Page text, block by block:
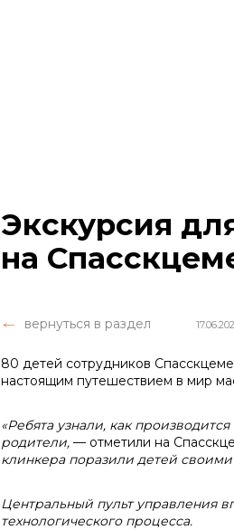
Экскурсия
на
вернуться в раздел
80 детей сотрудников
настоящим путешествием в мир
«Ребята узнали, как
родители, — отметили на
клинкера поразили детей
Центральный пульт управления
технологического процесса.